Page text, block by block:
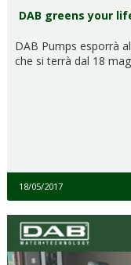
DAB greens your
DAB Pumps esporrà
che si terrà dal 18
18/05/2017